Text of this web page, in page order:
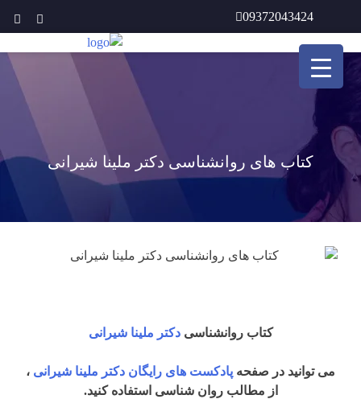
content
09372043424
کتاب های روانشناسی دکتر ملینا شیرانی
کتاب روانشناسیدکتر ملینا شیرانی
می توانید در صفحه پادکست های رایگان دکتر ملینا شیرانی ،
از مطالب روان شناسی استفاده کنید.